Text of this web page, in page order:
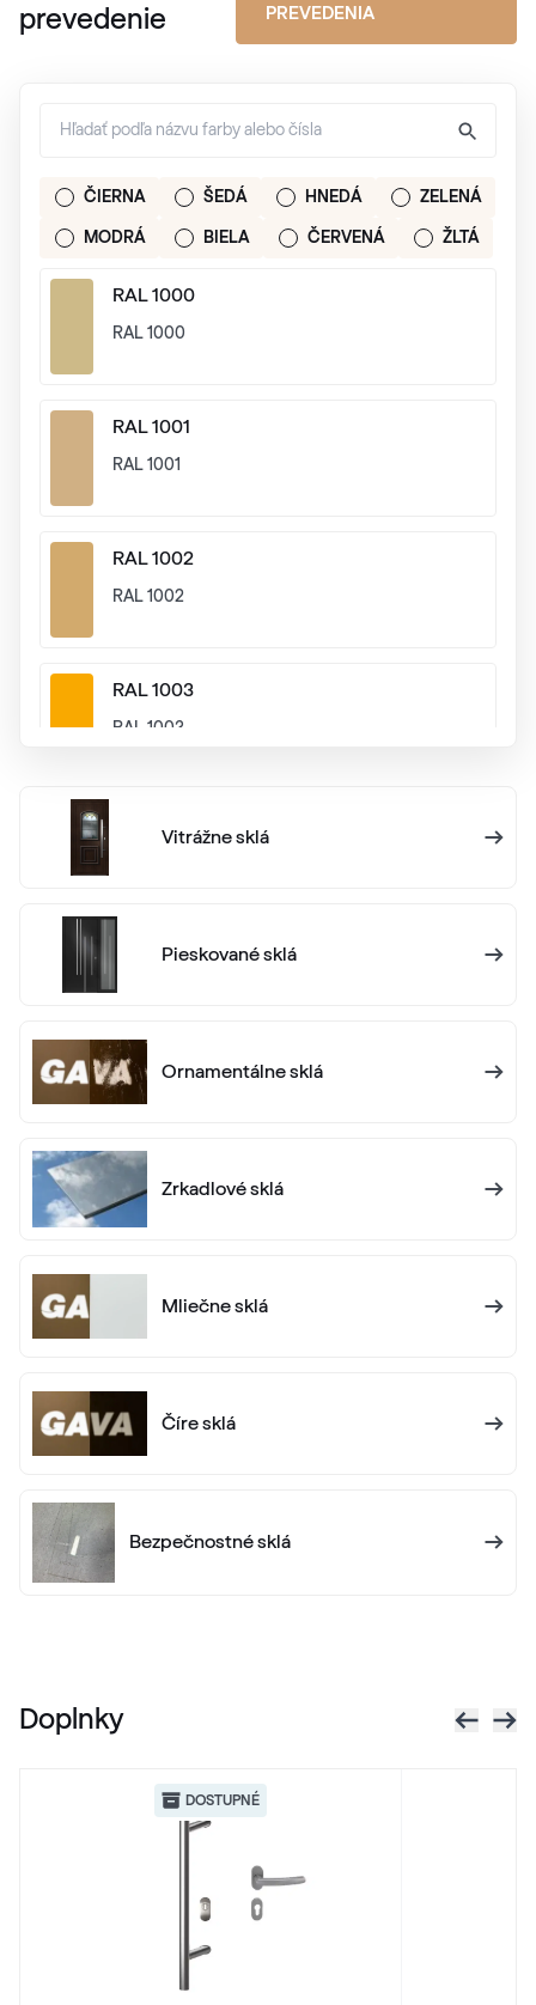
prevedenie PREVEDENIA
ČIERNA ŠEDÁ HNEDÁ ZELENÁ
MODRÁ BIELA ČERVENÁ ŽLTÁ
RAL 1000
RAL 1000
RAL 1001
RAL 1001
RAL 1002
RAL 1002
RAL 1003
RAL 1003
RAL 1005
RAL 1005
RAL 1006
Vitrážne sklá
Pieskované sklá
Ornamentálne sklá
Zrkadlové sklá
Mliečne sklá
Číre sklá
Bezpečnostné sklá
Doplnky
DOSTUPNÉ